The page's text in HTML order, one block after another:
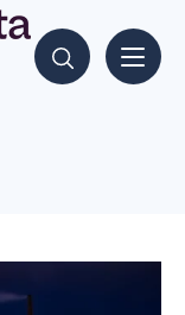
Hae sisältöjä